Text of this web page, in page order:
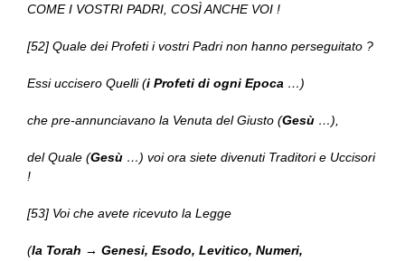
COME I VOSTRI PADRI, COSÌ ANCHE VOI !
[52] Quale dei Profeti i vostri Padri non hanno perseguitato ?
Essi uccisero Quelli (i Profeti di ogni Epoca …)
che pre-annunciavano la Venuta del Giusto (Gesù …),
del Quale (Gesù …) voi ora siete divenuti Traditori e Uccisori
!
[53] Voi che avete ricevuto la Legge
(la Torah → Genesi, Esodo, Levitico, Numeri,